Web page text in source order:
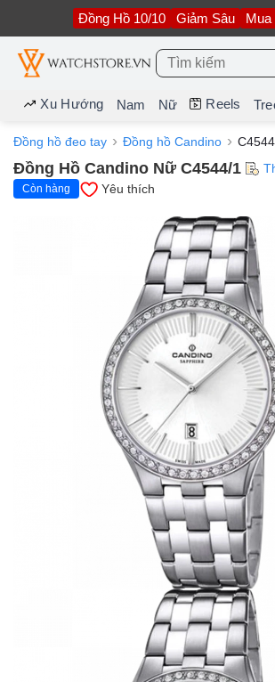
nội
dung
Đồng Hồ 10/10 Giảm Sâu Mua
Tìm
kiếm:
Xu Hướng Nam Nữ Reels
Đồng hồ đeo tay Đồng hồ Candino
Đồng Hồ Candino Nữ C4544/1
Còn hàng Yêu thích